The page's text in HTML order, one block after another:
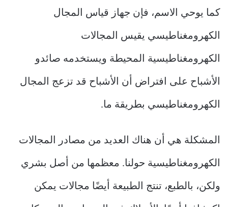
كما يوحي الاسم، فإن جهاز قياس المجال
الكهرومغناطيسي يقيس المجالات
الكهرومغناطيسية المحيطة ويستخدمه صائدو
الأشباح على افتراض أن الأشباح قد تزعج المجال
الكهرومغناطيسي بطريقة ما.
المشكلة هي أن هناك العديد من مصادر المجالات
الكهرومغناطيسية حولنا. معظمها من أصل بشري
ولكن، بالطبع، تنتج الطبيعة أيضًا مجالات يمكن